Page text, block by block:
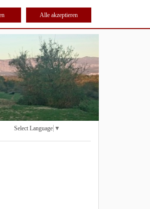
Alle akzeptieren
Select Language ▼